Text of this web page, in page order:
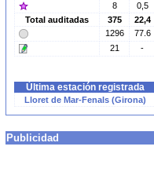
8
0,5
Total auditadas
375
22,4
1296
77.6
21
-
Última estación registrada
Lloret de Mar-Fenals (Girona)
Publicidad